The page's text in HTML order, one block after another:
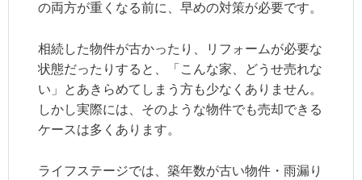
の両方が重くなる前に、早めの対策が必要です。
相続した物件が古かったり、リフォームが必要な
状態だったりすると、「こんな家、どうせ売れな
い」とあきらめてしまう方も少なくありません。
しかし実際には、そのような物件でも売却できる
ケースは多くあります。
ライフステージでは、築年数が古い物件・雨漏り